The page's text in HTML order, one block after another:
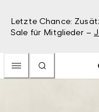
Letzte Chance:
Sale für Mitglieder –